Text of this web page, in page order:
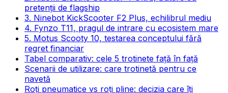
pretenții de flagship
3. Ninebot KickScooter F2 Plus, echilibrul mediu
4. Fynzo T11, pragul de intrare cu ecosistem mare
5. Motus Scooty 10, testarea conceptului fără
regret financiar
Tabel comparativ: cele 5 trotinete față în față
Scenarii de utilizare: care trotinetă pentru ce
navetă
Roți pneumatice vs roți pline: decizia care îți